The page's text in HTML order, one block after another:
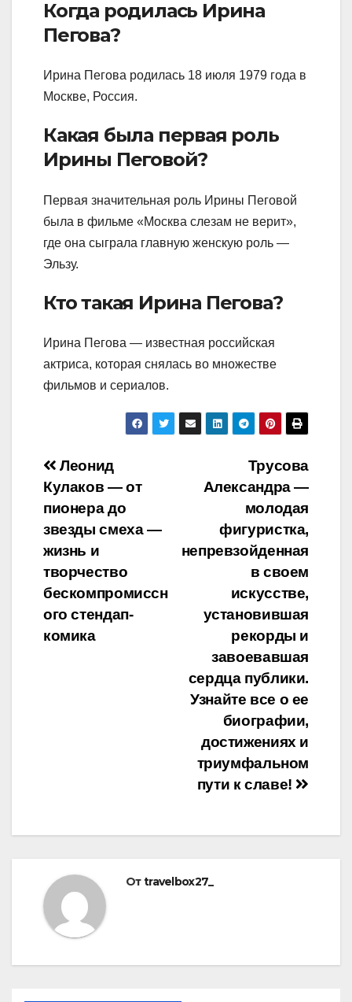
Когда родилась Ирина
Пегова?
Ирина Пегова родилась 18 июля 1979 года в
Москве, Россия.
Какая была первая роль
Ирины Пеговой?
Первая значительная роль Ирины Пеговой
была в фильме «Москва слезам не верит»,
где она сыграла главную женскую роль —
Эльзу.
Кто такая Ирина Пегова?
Ирина Пегова — известная российская
актриса, которая снялась во множестве
фильмов и сериалов.
Навигация
по
записям
Трусова
Александра —
молодая
фигуристка,
непревзойденная
в своем
искусстве,
установившая
рекорды и
завоевавшая
сердца публики.
Узнайте все о ее
биографии,
достижениях и
триумфальном
пути к славе!
Леонид
Кулаков — от
пионера до
звезды смеха —
жизнь и
творчество
бескомпромиссн
ого стендап-
комика
Отtravelbox27_